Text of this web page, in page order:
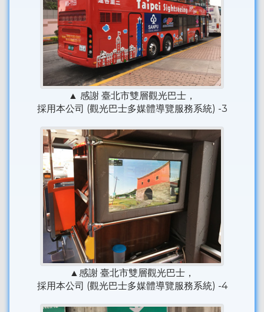
▲ 感謝 臺北市雙層觀光巴士，
採用本公司 (觀光巴士多媒體導覽服務系統) -3
▲感謝 臺北市雙層觀光巴士，
採用本公司 (觀光巴士多媒體導覽服務系統) -4